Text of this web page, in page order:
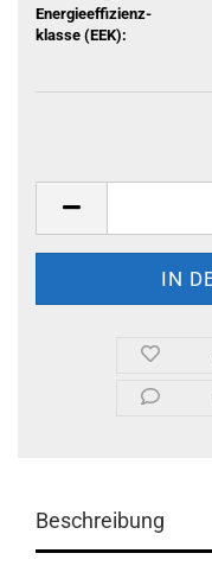
Energieeffizienz-
klasse (EEK):
Beschreibung